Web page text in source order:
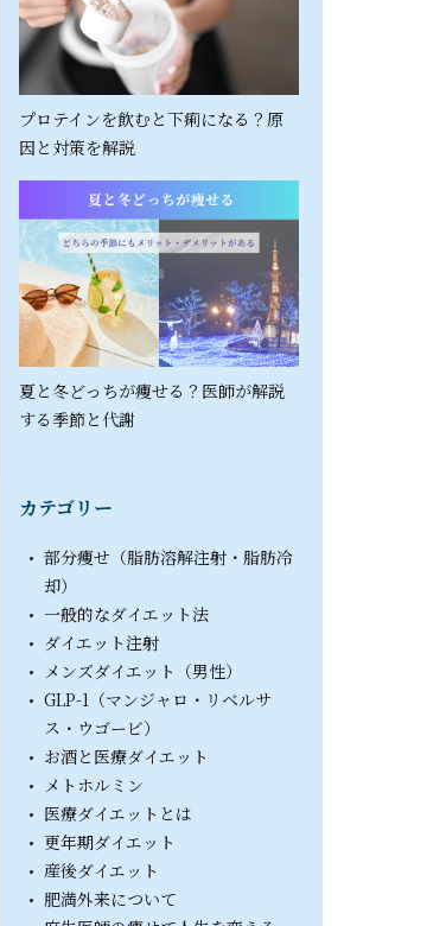
プロテインを飲むと下痢になる？原
因と対策を解説
夏と冬どっちが痩せる？医師が解説
する季節と代謝
カテゴリー
部分痩せ（脂肪溶解注射・脂肪冷
却）
一般的なダイエット法
ダイエット注射
メンズダイエット（男性）
GLP-1（マンジャロ・リベルサ
ス・ウゴービ）
お酒と医療ダイエット
メトホルミン
医療ダイエットとは
更年期ダイエット
産後ダイエット
肥満外来について